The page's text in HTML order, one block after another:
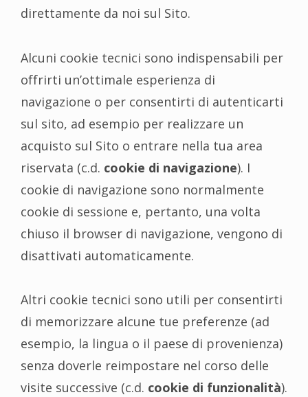
direttamente da noi sul Sito.
Alcuni cookie tecnici sono indispensabili per
offrirti un’ottimale esperienza di
navigazione o per consentirti di autenticarti
sul sito, ad esempio per realizzare un
acquisto sul Sito o entrare nella tua area
riservata (c.d. cookie di navigazione). I
cookie di navigazione sono normalmente
cookie di sessione e, pertanto, una volta
chiuso il browser di navigazione, vengono di
disattivati automaticamente.
Altri cookie tecnici sono utili per consentirti
di memorizzare alcune tue preferenze (ad
esempio, la lingua o il paese di provenienza)
senza doverle reimpostare nel corso delle
visite successive (c.d. cookie di funzionalità).